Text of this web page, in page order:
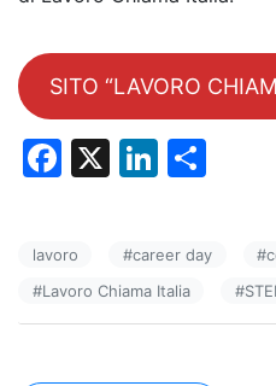
SITO “LAVORO
F
e
b
X
Li
e
dI
di
vi
lavoro #career day #
#Lavoro Chiama Italia #